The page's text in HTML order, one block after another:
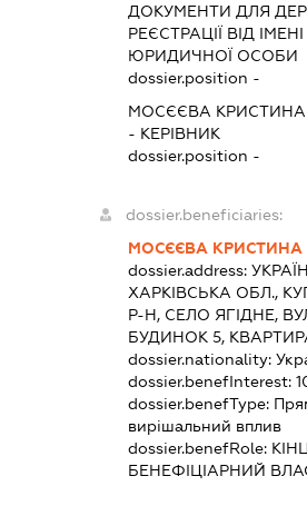
ДОКУМЕНТИ ДЛЯ
РЕЄСТРАЦІЇ ВІД ІМЕНІ
ЮРИДИЧНОЇ ОСОБИ
dossier.position -
МОСЄЄВА КРИСТИНА
- КЕРІВНИК
dossier.position -
dossier.beneficiaries:
МОСЄЄВА КРИСТИНА
dossier.address:
ХАРКІВСЬКА ОБЛ.,
Р-Н, СЕЛО ЯГІДНЕ,
БУДИНОК 5,
dossier.nationality:
dossier.benefInterest:
dossier.benefType:
вирішальний вплив
dossier.benefRole:
БЕНЕФІЦІАРНИЙ